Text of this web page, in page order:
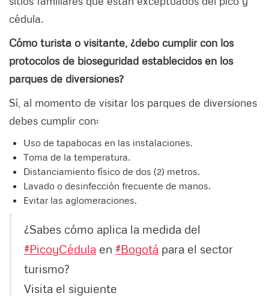
cédula.
Cómo turista o visitante, ¿debo cumplir con los
protocolos de bioseguridad establecidos en los
parques de diversiones?
Sí, al momento de visitar los parques de diversiones
debes cumplir con:
Uso de tapabocas en las instalaciones.
Toma de la temperatura.
Distanciamiento físico de dos (2) metros.
Lavado o desinfección frecuente de manos.
Evitar las aglomeraciones.
¿Sabes cómo aplica la medida del
#PicoyCédula en #Bogotá para el sector
turismo?
Visita el siguiente